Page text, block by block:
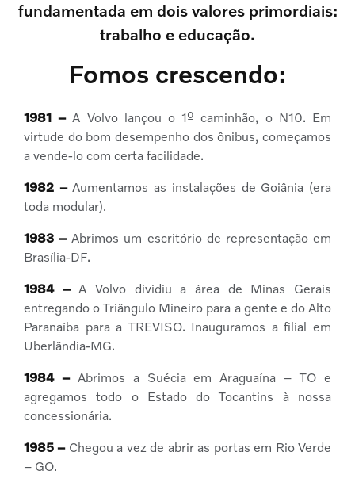
fundamentada em dois valores primordiais:
trabalho e educação.
Fomos crescendo:
1981 –A Volvo lançou o 1º caminhão, o N10. Em
virtude do bom desempenho dos ônibus, começamos
a vende-lo com certa facilidade.
1982 –Aumentamos as instalações de Goiânia (era
toda modular).
1983 –Abrimos um escritório de representação em
Brasília-DF.
1984 –A Volvo dividiu a área de Minas Gerais
entregando o Triângulo Mineiro para a gente e do Alto
Paranaíba para a TREVISO. Inauguramos a filial em
Uberlândia-MG.
1984 –Abrimos a Suécia em Araguaína – TO e
agregamos todo o Estado do Tocantins à nossa
concessionária.
1985 –Chegou a vez de abrir as portas em Rio Verde
– GO.